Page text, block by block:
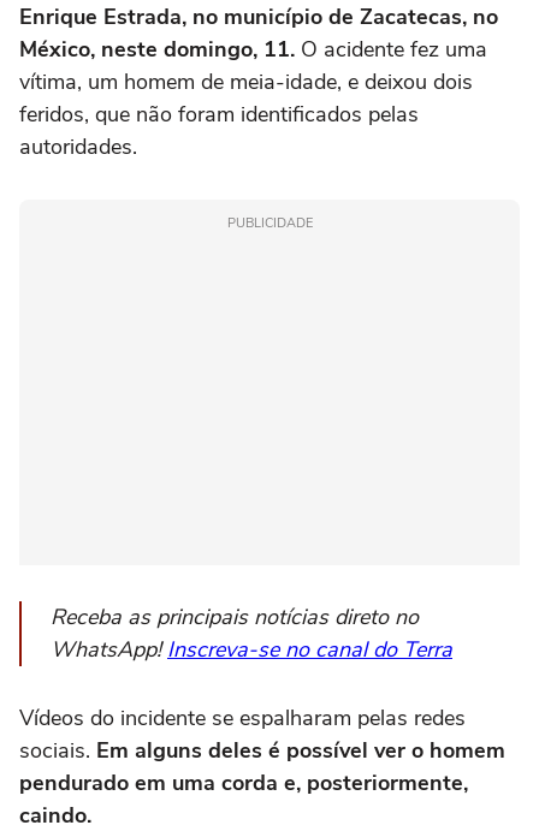
Enrique Estrada, no município de Zacatecas, no
México, neste domingo, 11. O acidente fez uma
vítima, um homem de meia-idade, e deixou dois
feridos, que não foram identificados pelas
autoridades.
PUBLICIDADE
Receba as principais notícias direto no
WhatsApp!Inscreva-se no canal do Terra
Vídeos do incidente se espalharam pelas redes
sociais. Em alguns deles é possível ver o homem
pendurado em uma corda e, posteriormente,
caindo.